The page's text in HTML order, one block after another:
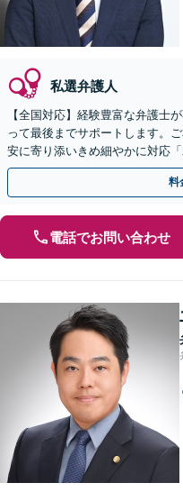
私選弁護人
【全国対応】経験豊富な弁護士
って最後までサポートします。
安に寄り添いきめ細やかに対応
盗撮／暴行・傷害／窃盗／薬物
料
電話でお問い合わせ